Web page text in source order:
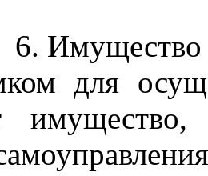
6. Имущество
для